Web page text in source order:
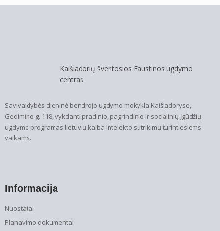
Kaišiadorių šventosios Faustinos ugdymo
centras
Savivaldybės dieninė bendrojo ugdymo mokykla Kaišiadoryse,
Gedimino g. 118, vykdanti pradinio, pagrindinio ir socialinių įgūdžių
ugdymo programas lietuvių kalba intelekto sutrikimų turintiesiems
vaikams.
Informacija
Nuostatai
Planavimo dokumentai